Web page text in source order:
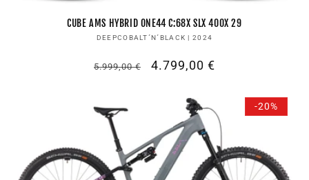
CUBE AMS HYBRID ONE44 C:68X SLX 400X 29
Anbieter:
DEEPCOBALT´N´BLACK | 2024
Normaler
5.999,00 € Verkaufspreis
4.799,00 €
-20%